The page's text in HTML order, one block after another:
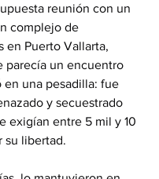
reunión con un
complejo de
en Puerto Vallarta,
parecía un encuentro
en una pesadilla: fue
y secuestrado
exigían entre 5 mil y 10
su libertad.